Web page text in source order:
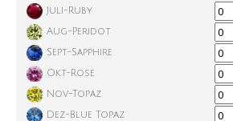
Juli-Ruby
Aug-Peridot
Sept-Sapphire
Okt-Rose
Nov-Topaz
Dez-Blue Topaz